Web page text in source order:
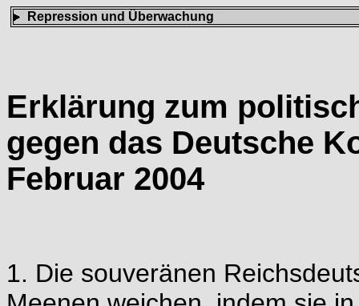
Repression und Überwachung
Erklärung zum
gegen das Deutsche
Februar 2004
1. Die souveränen